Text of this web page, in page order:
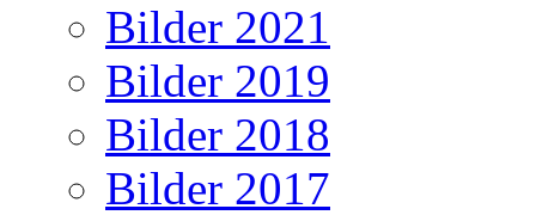
Bilder 2021
Bilder 2019
Bilder 2018
Bilder 2017